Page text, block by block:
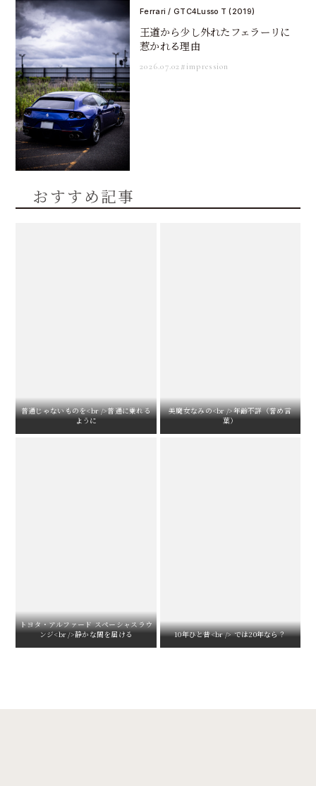
Ferrari / GTC4Lusso T (2019)
王道から少し外れたフェラーリに
惹かれる理由
2026.07.02#impression
おすすめ記事
普通じゃないものを<br />普通に乗れる
ように
美魔女なみの<br />年齢不詳（誉め言
葉）
トヨタ・アルファード スペーシャスラウ
ンジ<br />静かな間を届ける
10年ひと昔<br /> では20年なら？